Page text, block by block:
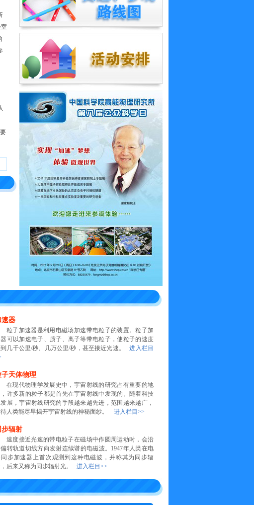
速器
粒子加速器是利用电磁场加速带电粒子的装置。粒子加
可以加速电子、质子、离子等带电粒子，使粒子的速度
几千公里/秒、几万公里/秒，甚至接近光速。进入栏目
子天体物理
在现代物理学发展史中，宇宙射线的研究占有重要的地
许多新的粒子都是首先在宇宙射线中发现的。随着科技
展，宇宙射线研究的手段越来越先进，范围越来越广，
人类能尽早揭开宇宙射线的神秘面纱。 进入栏目>>
步辐射
速度接近光速的带电粒子在磁场中作圆周运动时，会沿
转轨道切线方向发射连续谱的电磁波。1947年人类在电
步加速器上首次观测到这种电磁波，并称其为同步辐
后来又称为同步辐射光。 进入栏目>>